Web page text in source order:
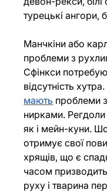
турецькі ангори,
Манчкіни або
проблеми з
Сфінкси
відсутність
мають проблеми
нирками.
як і мейн-куни.
отримує свої
хрящів, що є
часом
руху і тварина